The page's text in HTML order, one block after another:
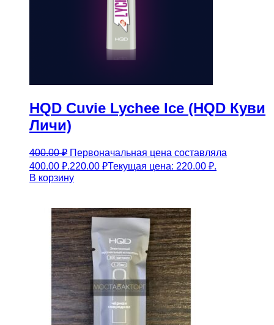
HQD Cuvie Lychee Ice (HQD Куви
Личи)
400.00₽ Первоначальная цена составляла
400.00 ₽.220.00 ₽Текущая цена: 220.00 ₽.
В корзину